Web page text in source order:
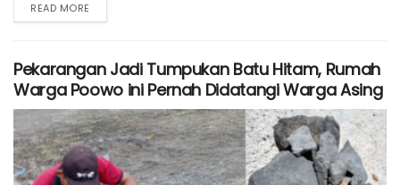
READ MORE
Pekarangan Jadi Tumpukan Batu Hitam, Rumah
Warga Poowo ini Pernah Didatangi Warga Asing